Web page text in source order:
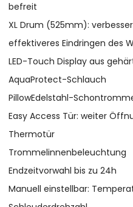
befreit
XL Drum (525mm):
effektiveres Eindringen des
LED-Touch Display aus
AquaProtect-Schlauch
PillowEdelstahl-
Easy Access Tür: weiter
Thermotür
Trommelinnenbeleuchtung
Endzeitvorwahl bis zu 24h
Manuell einstellbar: